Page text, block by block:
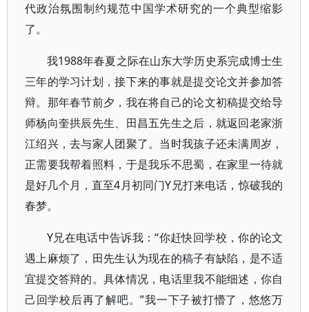
代政治氛围制约规范中国学术研究的一个典型缩影
了。
我1988年春夏之际在山东大学历史系完成博士生
三年的学习计划，接下来的事就是提交论文并参加答
辩。那年春节前夕，我在将自己的论文初稿提交给导
师杨向奎拱辰先生、田昌五先生之后，就返回老家浙
江绍兴，去与家人团聚了。当时我孩子还未满周岁，
正需要我帮着照料，于是我乐不思蜀，在家里一待就
是好几个月，直至4月初同门Y兄打来电话，惊破我的
春梦。
Y兄在电话中告诉我：“你赶快回学校，你的论文
遇上麻烦了，田先生认为现在的稿子有缺陷，是不适
宜提交答辩的。具体情况，电话里我不能细述，你自
己回学校后再了解吧。”我一下子被打懵了，悠悠万